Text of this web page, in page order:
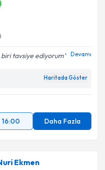
biri tavsiye ediyorum Devamı
Haritada Göster
16:00 Daha Fazla
Ekmen